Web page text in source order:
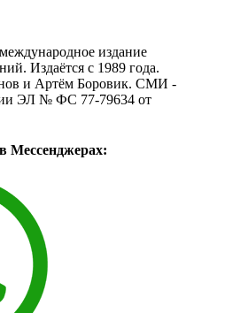
издание
Издаётся с 1989 года.
и Артём Боровик. CМИ -
ЭЛ № ФС 77-79634 от
Мессенджерах: